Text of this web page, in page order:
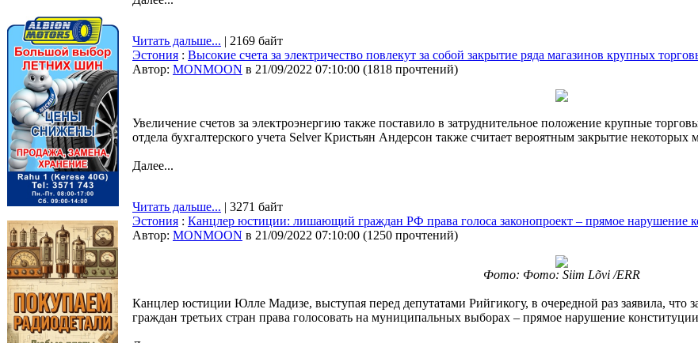
Читать дальше... | 2169 байт
Эстония : Высокие счета за электричество повлекут за собой закрытие ряда магазинов крупных
Автор: MONMOON в 21/09/2022 07:10:00 (1818 прочтений)
Увеличение счетов за электроэнергию также поставило в затруднительное положение крупные
отдела бухгалтерского учета Selver Кристьян Андерсон также считает вероятным закрытие некоторых
Далее...
Читать дальше... | 3271 байт
Эстония : Канцлер юстиции: лишающий граждан РФ права голоса законопроект – прямое нарушение
Автор: MONMOON в 21/09/2022 07:10:00 (1250 прочтений)
Фото: Фото: Siim Lõvi /ERR
Канцлер юстиции Юлле Мадизе, выступая перед депутатами Рийгикогу, в очередной раз заявила,
граждан третьих стран права голосовать на муниципальных выборах – прямое нарушение